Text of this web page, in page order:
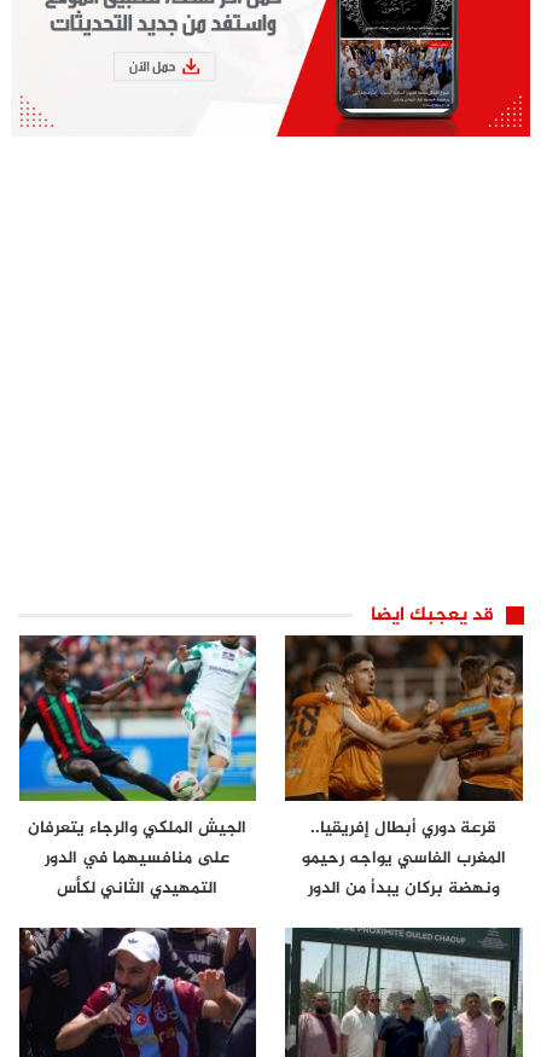
قد يعجبك ايضا
قرعة دوري أبطال إفريقيا..
المغرب الفاسي يواجه رحيمو
ونهضة بركان يبدأ من الدور
الجيش الملكي والرجاء يتعرفان
على منافسيهما في الدور
التمهيدي الثاني لكأس